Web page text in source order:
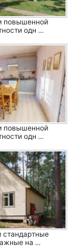
повышенной
одн ...
повышенной
одн ...
стандартные
на ...